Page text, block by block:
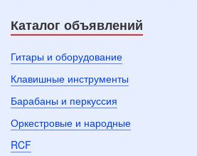
Каталог объявлений
Гитары и оборудование
Клавишные инструменты
Барабаны и перкуссия
Оркестровые и народные
RCF